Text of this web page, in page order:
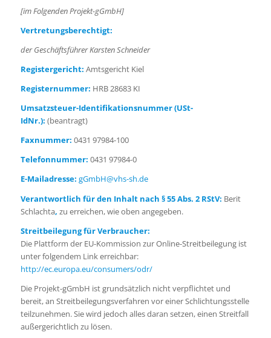
[im Folgenden Projekt-gGmbH]
Vertretungsberechtigt:
der Geschäftsführer Karsten Schneider
Registergericht: Amtsgericht Kiel
Registernummer: HRB 28683 KI
Umsatzsteuer-Identifikationsnummer (USt-
IdNr.): (beantragt)
Faxnummer: 0431 97984-100
Telefonnummer: 0431 97984-0
E-Mailadresse: gGmbH@vhs-sh.de
Verantwortlich für den Inhalt nach § 55 Abs. 2 RStV: Berit
Schlachta, zu erreichen, wie oben angegeben.
Streitbeilegung für Verbraucher:
Die Plattform der EU-Kommission zur Online-Streitbeilegung ist
unter folgendem Link erreichbar:
http://ec.europa.eu/consumers/odr/
Die Projekt-gGmbH ist grundsätzlich nicht verpflichtet und
bereit, an Streitbeilegungsverfahren vor einer Schlichtungsstelle
teilzunehmen. Sie wird jedoch alles daran setzen, einen Streitfall
außergerichtlich zu lösen.